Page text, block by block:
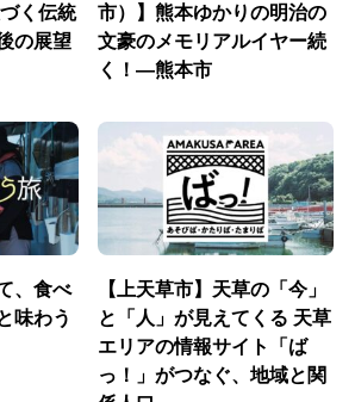
く伝統
の展望
市）】熊本ゆかりの明治の
文豪のメモリアルイヤー続
く！―熊本市
、食べ
味わう
【上天草市】天草の「今」
と「人」が見えてくる 天草
エリアの情報サイト「ば
っ！」がつなぐ、地域と関